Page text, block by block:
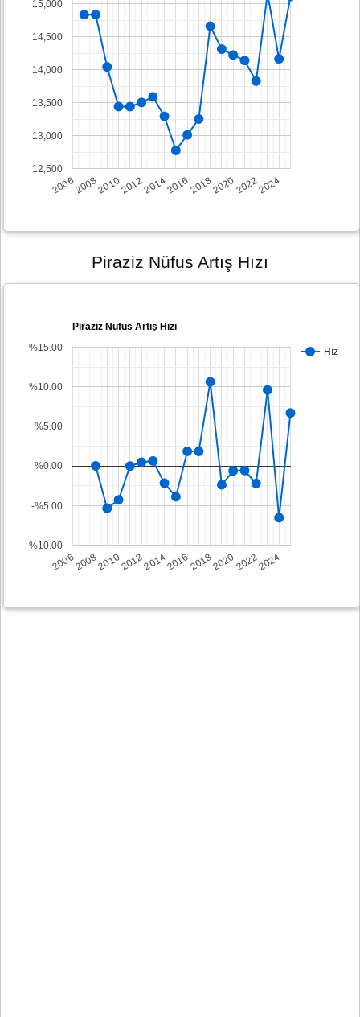
2006200820102012201420162018202020222024
12,500
13,000
13,500
14,000
14,500
15,000
Piraziz Nüfus Artış Hızı
Piraziz Nüfus Artış Hızı
Hız
2006200820102012201420162018202020222024
-%10.00
-%5.00
%0.00
%5.00
%10.00
%15.00